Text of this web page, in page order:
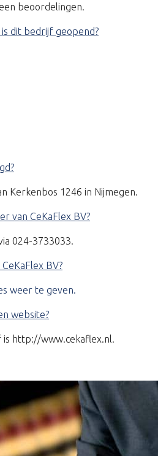
beoordelingen.
dit bedrijf geopend?
Kerkenbos 1246 in Nijmegen.
van CeKaFlex BV?
024-3733033.
BV?
weer te geven.
website?
http://www.cekaflex.nl.